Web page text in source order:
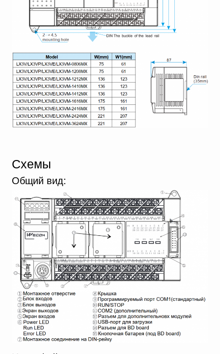
Схемы
Общий вид: